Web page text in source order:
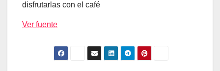
disfrutarlas con el café
Ver fuente